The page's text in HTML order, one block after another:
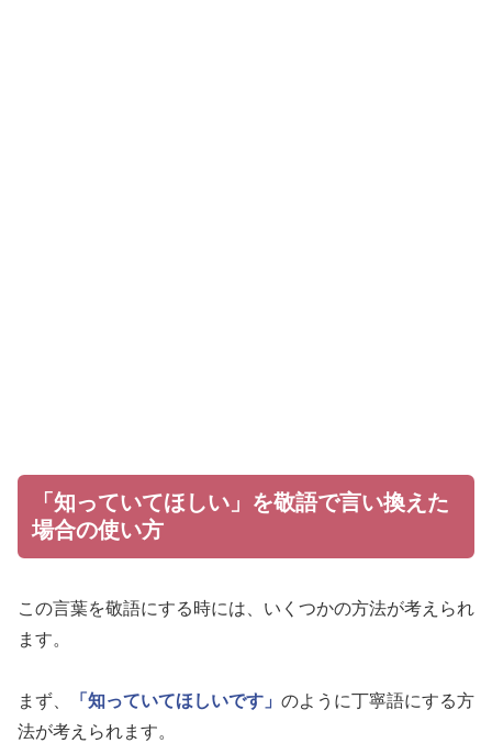
「知っていてほしい」を敬語で言い換えた
場合の使い方
この言葉を敬語にする時には、いくつかの方法が考えられ
ます。
まず、 「知っていてほしいです」 のように丁寧語にする方
法が考えられます。